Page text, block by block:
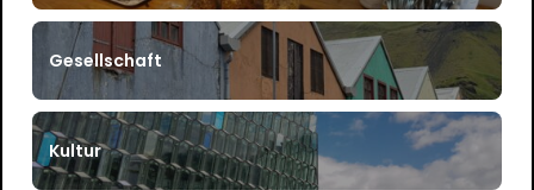
Gesellschaft
Kultur